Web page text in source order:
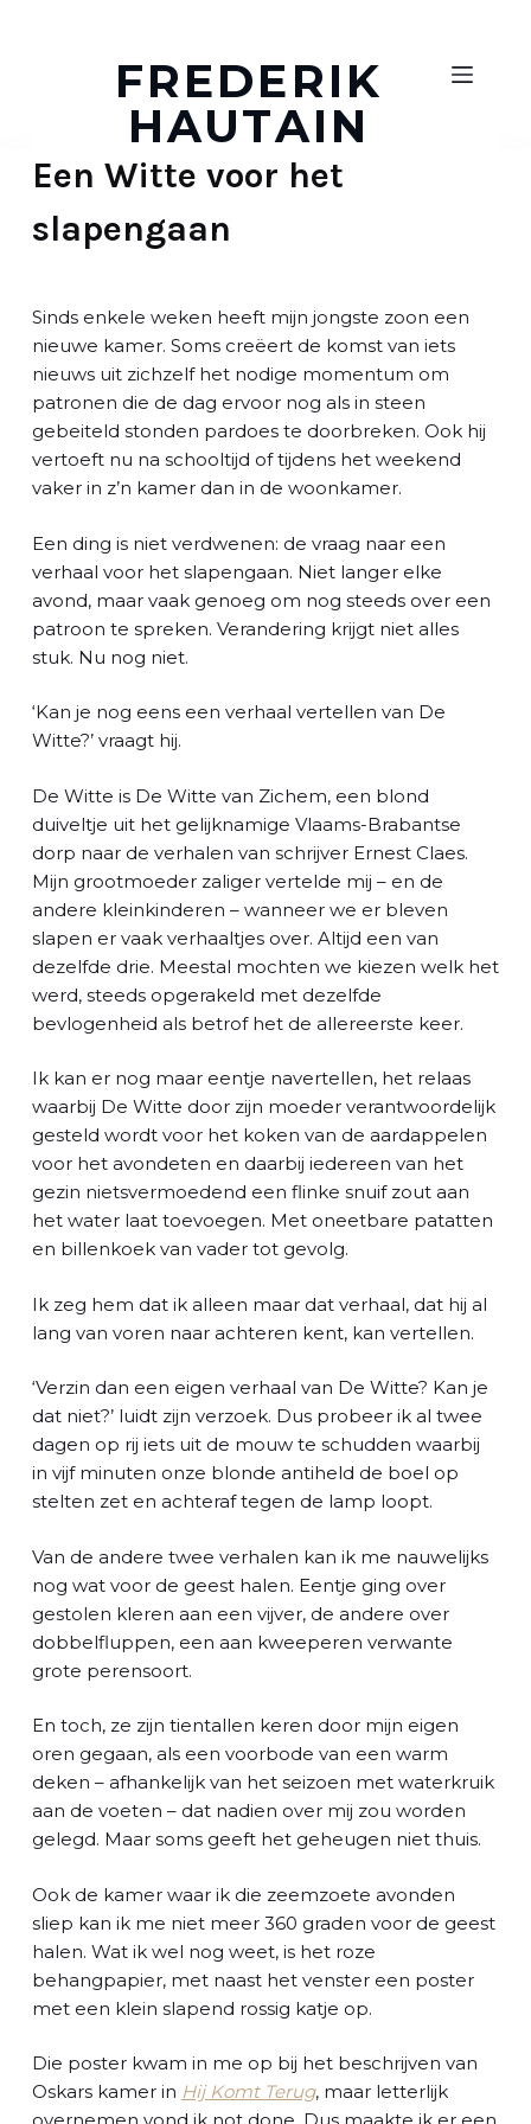
n
a
a
k
FREDERIK
HAUTAIN
Een Witte voor het
slapengaan
Sinds enkele weken heeft mijn jongste zoon een
nieuwe kamer. Soms creëert de komst van iets
nieuws uit zichzelf het nodige momentum om
patronen die de dag ervoor nog als in steen
gebeiteld stonden pardoes te doorbreken. Ook hij
vertoeft nu na schooltijd of tijdens het weekend
vaker in z’n kamer dan in de woonkamer.
Een ding is niet verdwenen: de vraag naar een
verhaal voor het slapengaan. Niet langer elke
avond, maar vaak genoeg om nog steeds over een
patroon te spreken. Verandering krijgt niet alles
stuk. Nu nog niet.
‘Kan je nog eens een verhaal vertellen van De
Witte?’ vraagt hij.
De Witte is De Witte van Zichem, een blond
duiveltje uit het gelijknamige Vlaams-Brabantse
dorp naar de verhalen van schrijver Ernest Claes.
Mijn grootmoeder zaliger vertelde mij – en de
andere kleinkinderen – wanneer we er bleven
slapen er vaak verhaaltjes over. Altijd een van
dezelfde drie. Meestal mochten we kiezen welk het
werd, steeds opgerakeld met dezelfde
bevlogenheid als betrof het de allereerste keer.
Ik kan er nog maar eentje navertellen, het relaas
waarbij De Witte door zijn moeder verantwoordelijk
gesteld wordt voor het koken van de aardappelen
voor het avondeten en daarbij iedereen van het
gezin nietsvermoedend een flinke snuif zout aan
het water laat toevoegen. Met oneetbare patatten
en billenkoek van vader tot gevolg.
Ik zeg hem dat ik alleen maar dat verhaal, dat hij al
lang van voren naar achteren kent, kan vertellen.
‘Verzin dan een eigen verhaal van De Witte? Kan je
dat niet?’ luidt zijn verzoek. Dus probeer ik al twee
dagen op rij iets uit de mouw te schudden waarbij
in vijf minuten onze blonde antiheld de boel op
stelten zet en achteraf tegen de lamp loopt.
Van de andere twee verhalen kan ik me nauwelijks
nog wat voor de geest halen. Eentje ging over
gestolen kleren aan een vijver, de andere over
dobbelfluppen, een aan kweeperen verwante
grote perensoort.
En toch, ze zijn tientallen keren door mijn eigen
oren gegaan, als een voorbode van een warm
deken – afhankelijk van het seizoen met waterkruik
aan de voeten – dat nadien over mij zou worden
gelegd. Maar soms geeft het geheugen niet thuis.
Ook de kamer waar ik die zeemzoete avonden
sliep kan ik me niet meer 360 graden voor de geest
halen. Wat ik wel nog weet, is het roze
behangpapier, met naast het venster een poster
met een klein slapend rossig katje op.
Die poster kwam in me op bij het beschrijven van
Oskars kamer in Hij Komt Terug, maar letterlijk